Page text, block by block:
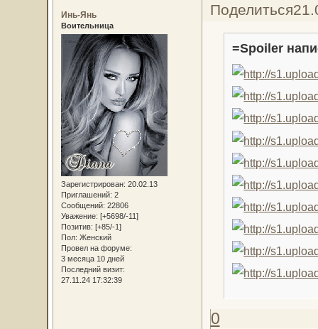
Поделиться
Инь-Янь
Воительница
Зарегистрирован: 20.02.13
Приглашений: 2
Сообщений: 22806
Уважение: [+5698/-11]
Позитив: [+85/-1]
Пол: Женский
Провел на форуме:
3 месяца 10 дней
Последний визит:
27.11.24 17:32:39
=Spoiler
0